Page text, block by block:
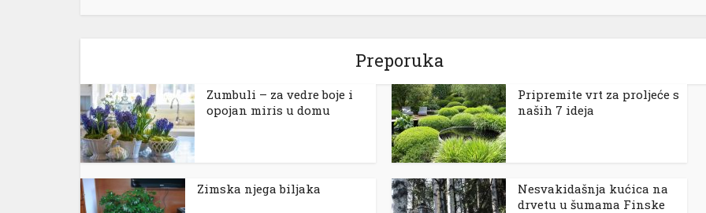
Preporuka
Zumbuli – za vedre boje i
opojan miris u domu
Pripremite vrt za proljeće s
naših 7 ideja
Zimska njega biljaka
Nesvakidašnja kućica na
drvetu u šumama Finske